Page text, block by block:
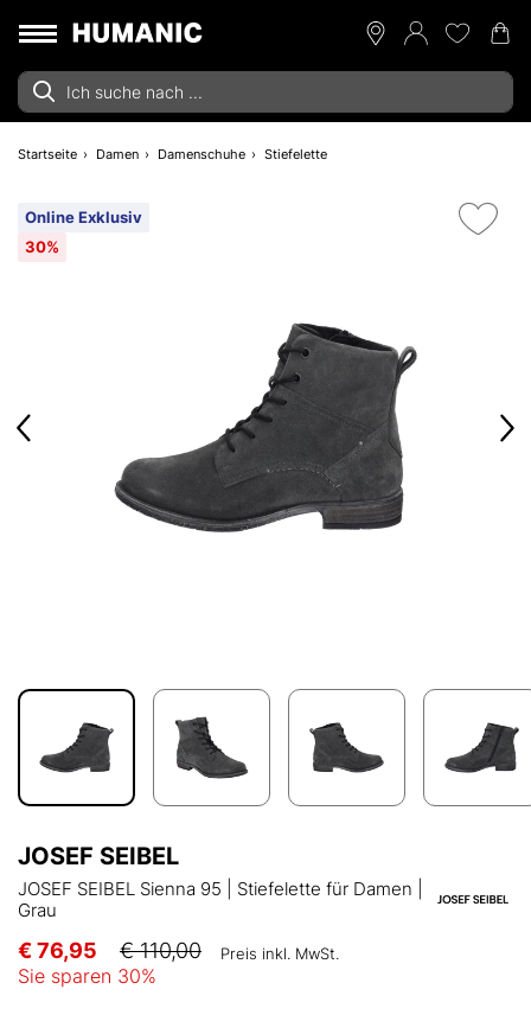
Startseite Damen Damenschuhe Stiefelette
Online Exklusiv
30%
JOSEF SEIBEL
JOSEF SEIBEL Sienna 95 | Stiefelette für Damen |
Grau
€ 76,95 € 110,00 Preis inkl. MwSt.
Sie sparen 30%